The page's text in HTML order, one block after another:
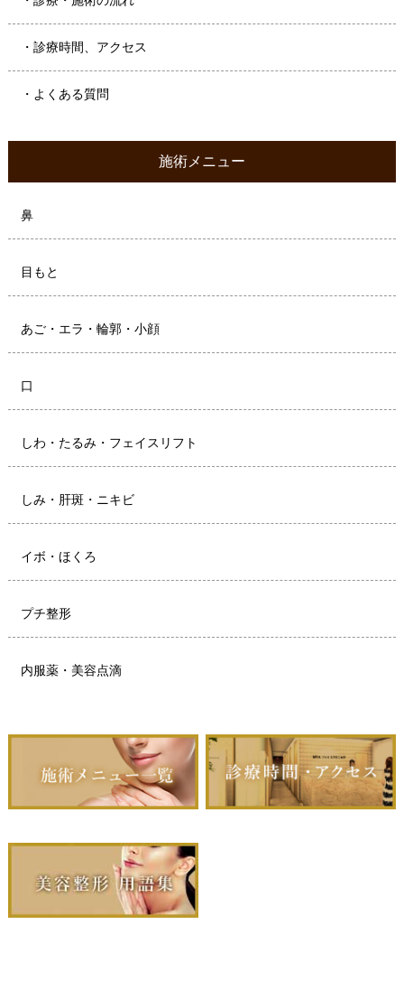
・診療時間、アクセス
・よくある質問
施術メニュー
鼻
目もと
あご・エラ・輪郭・小顔
口
しわ・たるみ・フェイスリフト
しみ・肝斑・ニキビ
イボ・ほくろ
プチ整形
内服薬・美容点滴